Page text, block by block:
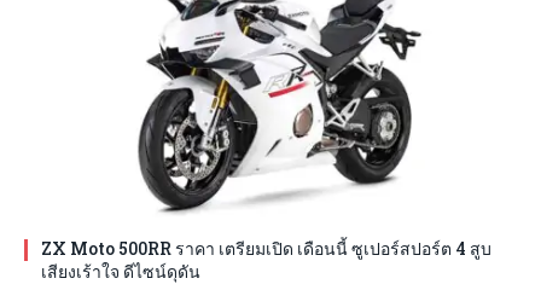
ZX Moto 500RR ราคา เตรียมเปิด เดือนนี้ ซูเปอร์สปอร์ต 4 สูบ
เสียงเร้าใจ ดีไซน์ดุดัน